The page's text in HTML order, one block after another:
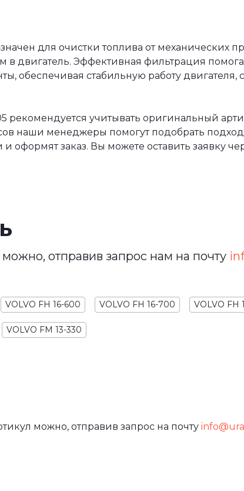
для очистки топлива от механических
в двигатель. Эффективная фильтрация
обеспечивая стабильную работу
рекомендуется учитывать оригинальный
наши менеджеры помогут подобрать
оформят заказ. Вы можете оставить заявку
отправив запрос нам на почту
VOLVO FH 16-600 VOLVO FH 16-700 VOLVO FH
VOLVO FM 13-330
можно, отправив запрос на почту